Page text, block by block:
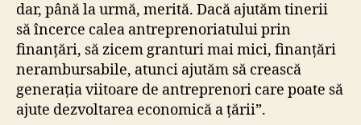
dar, până la urmă, merită. Dacă ajutăm tinerii
să încerce calea antreprenoriatului prin
finanțări, să zicem granturi mai mici, finanțări
nerambursabile, atunci ajutăm să crească
generația viitoare de antreprenori care poate să
ajute dezvoltarea economică a țării”.